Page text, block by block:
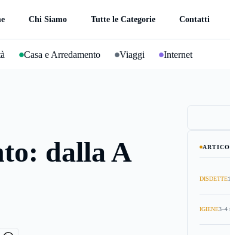
Chi Siamo Tutte le Categorie Contatti
Casa e Arredamento Viaggi Internet
dalla A
DISDETTE
IGIENE3–4